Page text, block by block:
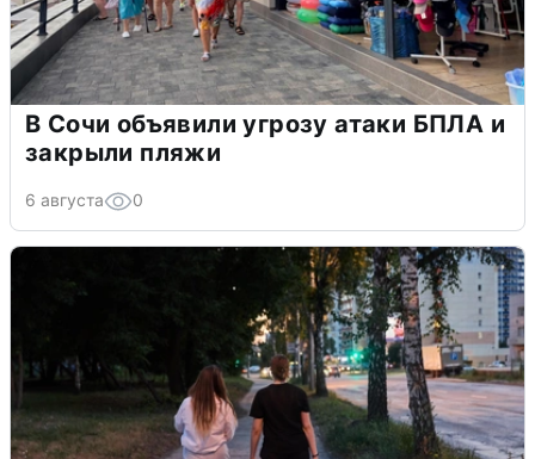
В Сочи объявили угрозу атаки БПЛА и
закрыли пляжи
6 августа 0